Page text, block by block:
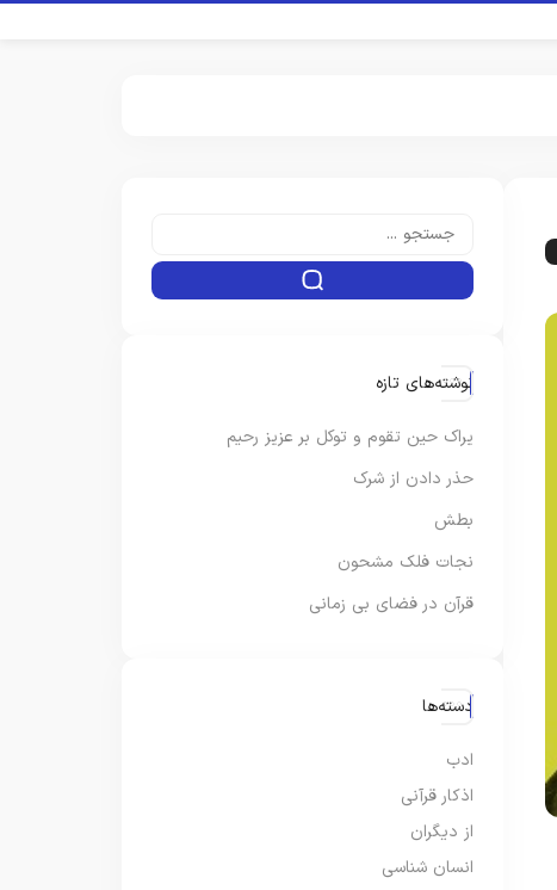
نوشته‌های تازه
یراک حین تقوم و توکل بر عزیز رحیم
حذر دادن از شرک
بطش
نجات فلک مشحون
قرآن در فضای بی زمانی
دسته‌ها
ادب
اذکار قرآنی
از دیگران
انسان شناسی